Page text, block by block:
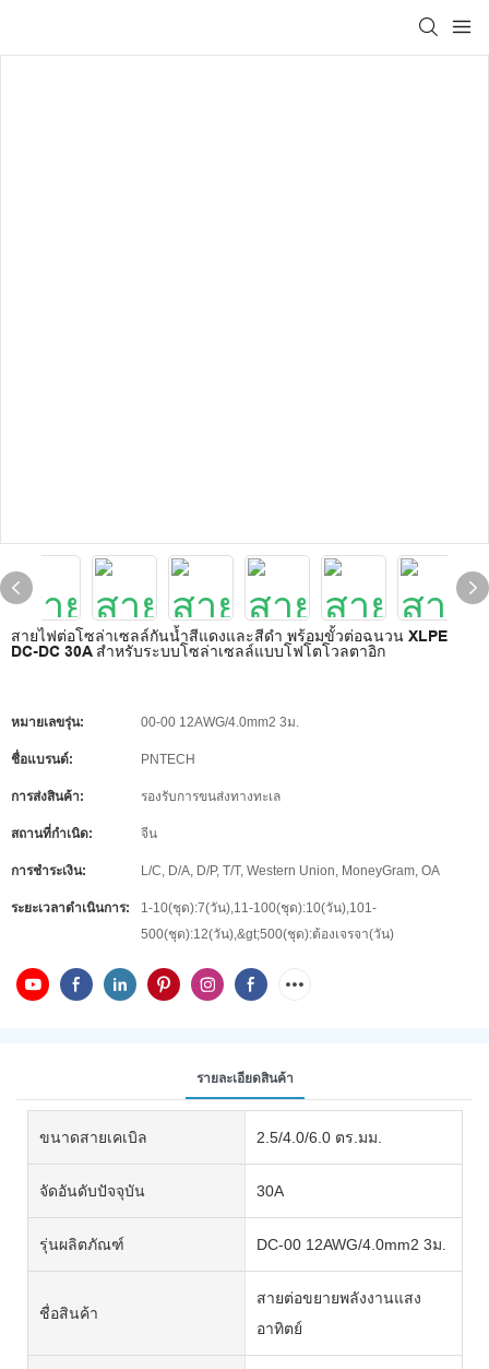
สายไฟต่อโซล่าเซลล์กันน้ำสีแดงและสีดำ พร้อมขั้วต่อฉนวน XLPE
DC-DC 30A สำหรับระบบโซล่าเซลล์แบบโฟโตโวลตาอิก
หมายเลขรุ่น: 00-00 12AWG/4.0mm2 3ม.
ชื่อแบรนด์: PNTECH
การส่งสินค้า: รองรับการขนส่งทางทะเล
สถานที่กำเนิด: จีน
การชำระเงิน: L/C, D/A, D/P, T/T, Western Union, MoneyGram, OA
ระยะเวลาดำเนินการ:
1-10(ชุด):7(วัน),11-100(ชุด):10(วัน),101-
500(ชุด):12(วัน),&gt;500(ชุด):ต้องเจรจา(วัน)
รายละเอียดสินค้า
ขนาดสายเคเบิล 2.5/4.0/6.0 ตร.มม.
จัดอันดับปัจจุบัน 30A
รุ่นผลิตภัณฑ์ DC-00 12AWG/4.0mm2 3ม.
ชื่อสินค้า
สายต่อขยายพลังงานแสง
อาทิตย์